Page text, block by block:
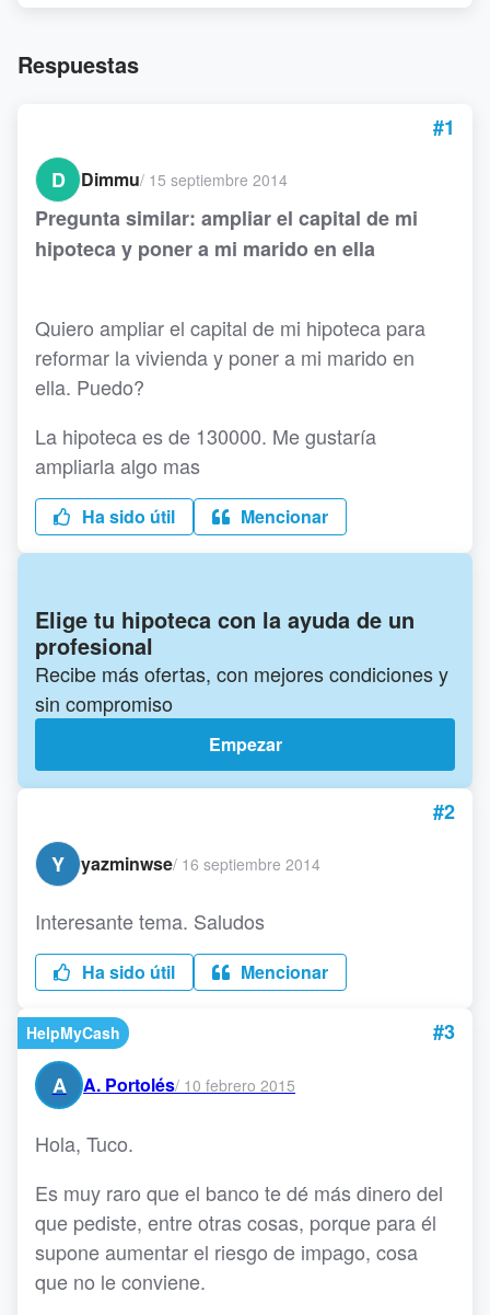
Respuestas
#1
D
Dimmu/ 15 septiembre 2014
Pregunta similar: ampliar el capital de mi
hipoteca y poner a mi marido en ella
Quiero ampliar el capital de mi hipoteca para
reformar la vivienda y poner a mi marido en
ella. Puedo?
La hipoteca es de 130000. Me gustaría
ampliarla algo mas
Ha sido útil Mencionar
Elige tu hipoteca con la ayuda de un
profesional
Recibe más ofertas, con mejores condiciones y
sin compromiso
Empezar
#2
Y
yazminwse/ 16 septiembre 2014
Interesante tema. Saludos
Ha sido útil Mencionar
HelpMyCash
#3
A
A. Portolés/ 10 febrero 2015
Hola, Tuco.
Es muy raro que el banco te dé más dinero del
que pediste, entre otras cosas, porque para él
supone aumentar el riesgo de impago, cosa
que no le conviene.